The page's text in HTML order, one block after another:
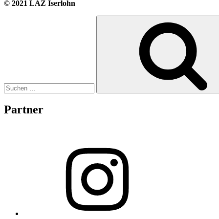
© 2021 LAZ Iserlohn
Partner